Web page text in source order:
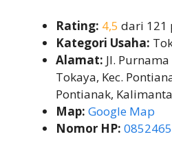
Rating: 4,5 dari 121
Kategori Usaha:
Alamat: Jl.
Tokaya, Kec.
Pontianak,
Map: Google Map
Nomor HP: